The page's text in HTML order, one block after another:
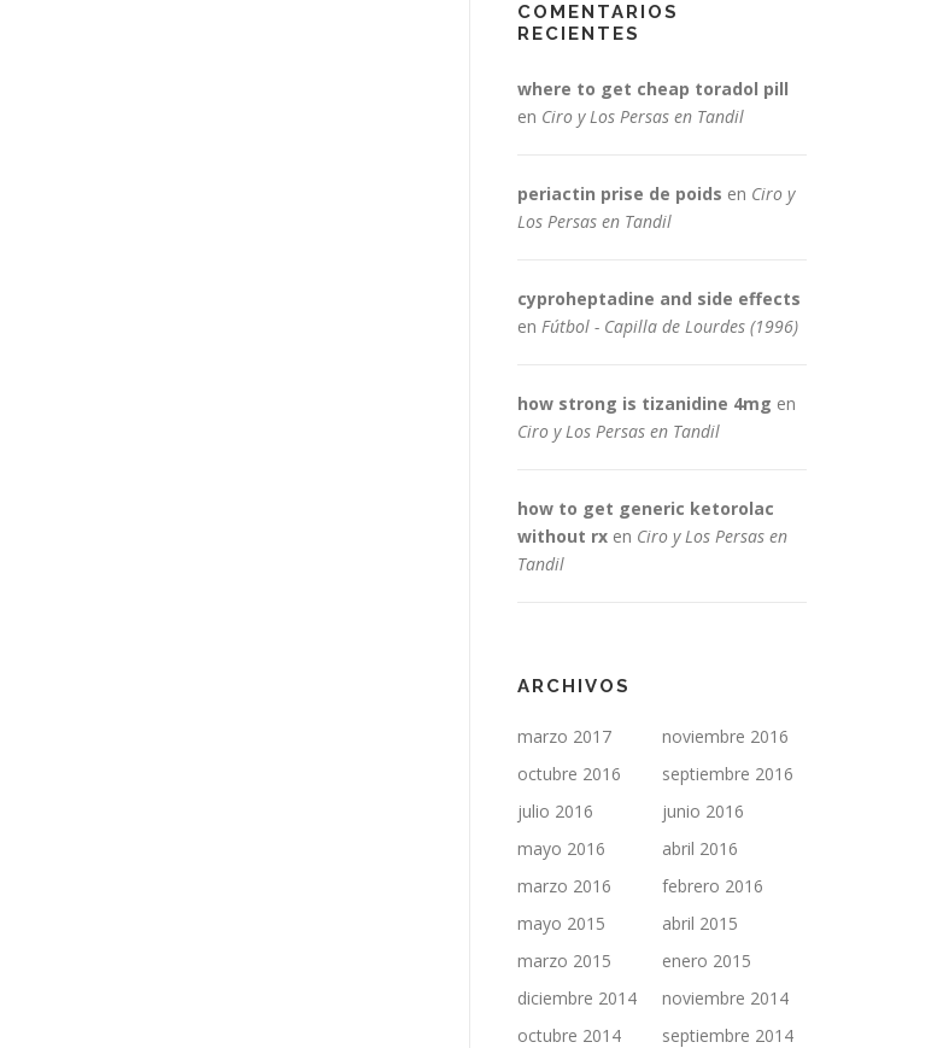
COMENTARIOS
RECIENTES
where to get cheap toradol pill
en Ciro y Los Persas en Tandil
periactin prise de poids en Ciro y
Los Persas en Tandil
cyproheptadine and side effects
en Fútbol - Capilla de Lourdes (1996)
how strong is tizanidine 4mg en
Ciro y Los Persas en Tandil
how to get generic ketorolac
without rx en Ciro y Los Persas en
Tandil
ARCHIVOS
marzo 2017
noviembre 2016
octubre 2016
septiembre 2016
julio 2016
junio 2016
mayo 2016
abril 2016
marzo 2016
febrero 2016
mayo 2015
abril 2015
marzo 2015
enero 2015
diciembre 2014
noviembre 2014
octubre 2014
septiembre 2014